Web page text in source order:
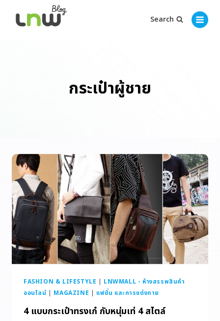
Search
กระเป๋าผู้ชาย
FASHION & LIFESTYLE | LNWMALL - ห้างสรรพสินค้า
ออนไลน์ | MAGAZINE | แฟชั่น และการแต่งกาย
4 แบบกระเป๋าทรงเก๋ กับหนุ่มเท่ 4 สไตล์